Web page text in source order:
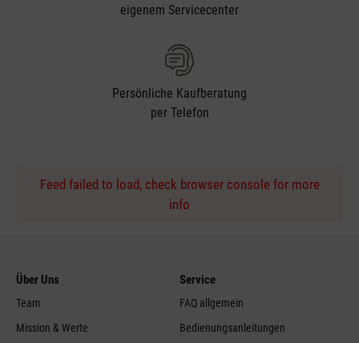
eigenem Servicecenter
Persönliche Kaufberatung
per Telefon
Feed failed to load, check browser console for more
info
Über Uns
Team
Mission & Werte
Service
FAQ allgemein
Bedienungsanleitungen